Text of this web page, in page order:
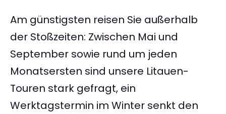
Am günstigsten reisen Sie außerhalb
der Stoßzeiten: Zwischen Mai und
September sowie rund um jeden
Monatsersten sind unsere Litauen-
Touren stark gefragt, ein
Werktagstermin im Winter senkt den